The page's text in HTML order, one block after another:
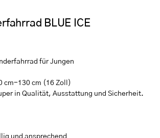
BLUE ICE
für Jungen
cm-130 cm (16 Zoll)
in Qualität, Ausstattung und Sicherheit.